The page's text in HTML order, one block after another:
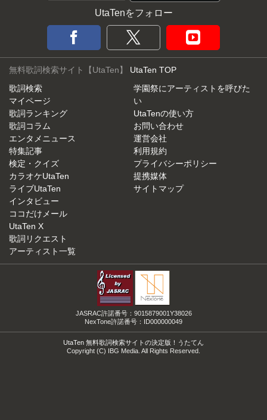
UtaTenをフォロー
無料歌詞検索サイト【UtaTen】 UtaTen TOP
歌詞検索
マイページ
歌詞ランキング
歌詞コラム
エンタメニュース
特集記事
検定・クイズ
カラオケUtaTen
ライブUtaTen
インタビュー
ココだけメール
UtaTen X
歌詞リクエスト
アーティスト一覧
学園祭にアーティストを呼びた
い
UtaTenの使い方
お問い合わせ
運営会社
利用規約
プライバシーポリシー
提携媒体
サイトマップ
JASRAC許諾番号：9015879001Y38026
NexTone許諾番号：ID000000049
UtaTen 無料歌詞検索サイトの決定版！うたてん
Copyright (C) IBG Media. All Rights Reserved.